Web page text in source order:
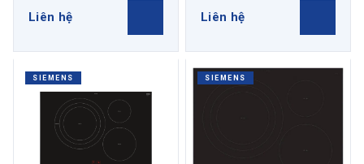
Liên hệ Liên hệ
SIEMENS SIEMENS